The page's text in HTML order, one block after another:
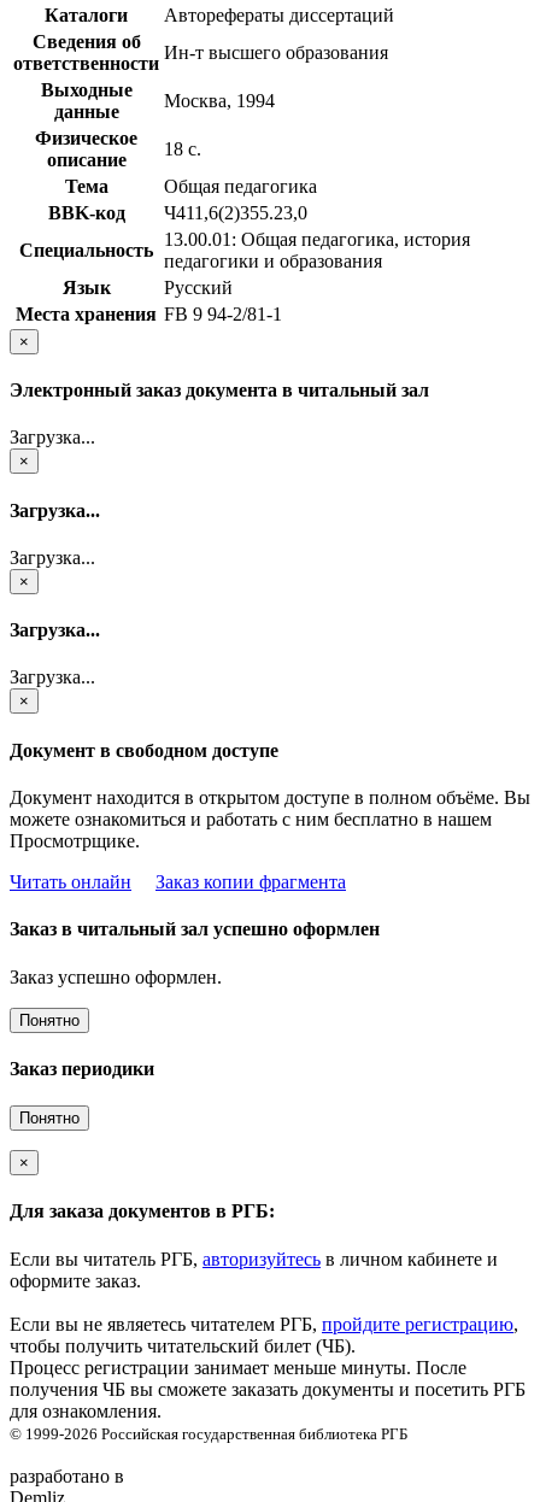
Каталоги
Авторефераты диссертаций
Сведения об
ответственности
Ин-т высшего образования
Выходные
данные
Москва, 1994
Физическое
описание
18 с.
Тема
Общая педагогика
BBK-код
Ч411,6(2)355.23,0
Специальность
13.00.01: Общая педагогика, история
педагогики и образования
Язык
Русский
Места хранения FB 9 94-2/81-1
×
Электронный заказ документа в читальный зал
Загрузка...
×
Загрузка...
Загрузка...
×
Загрузка...
Загрузка...
×
Документ в свободном доступе
Документ находится в открытом доступе в полном объёме. Вы
можете ознакомиться и работать с ним бесплатно в нашем
Просмотрщике.
Читать онлайн
Заказ копии фрагмента
Заказ в читальный зал успешно оформлен
Заказ успешно оформлен.
Понятно
Заказ периодики
Понятно
×
Для заказа документов в РГБ:
Если вы читатель РГБ, авторизуйтесь в личном кабинете и
оформите заказ.
Если вы не являетесь читателем РГБ, пройдите регистрацию,
чтобы получить читательский билет (ЧБ).
Процесс регистрации занимает меньше минуты. После
получения ЧБ вы сможете заказать документы и посетить РГБ
для ознакомления.
© 1999-2026 Российская государственная библиотека РГБ
разработано в
Demliz